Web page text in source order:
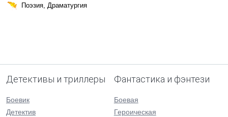
Поэзия, Драматургия
Детективы и триллеры
Боевик
Детектив
Фантастика и фэнтези
Боевая
Героическая